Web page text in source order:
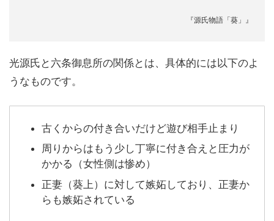
『源氏物語「葵」』
光源氏と六条御息所の関係とは、具体的には以下のよ
うなものです。
古くからの付き合いだけど遊び相手止まり
周りからはもう少し丁寧に付き合えと圧力が
かかる（女性側は惨め）
正妻（葵上）に対して嫉妬しており、正妻か
らも嫉妬されている